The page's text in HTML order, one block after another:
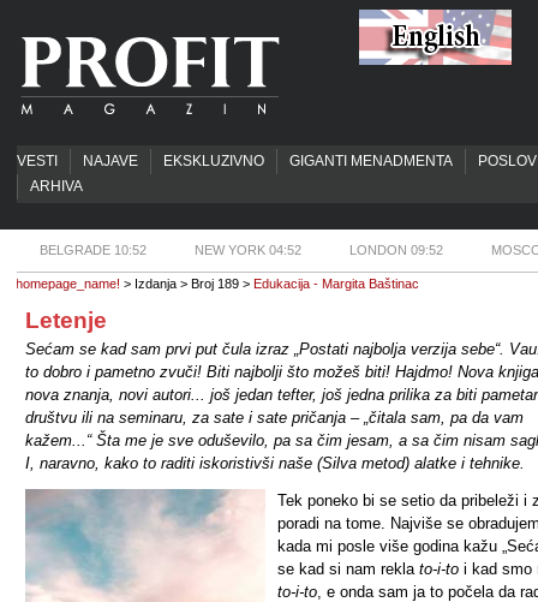
VESTI NAJAVE EKSKLUZIVNO GIGANTI MENADMENTA
ARHIVA
BELGRADE 10:52 NEW YORK 04:52 LONDON 09:52
homepage_name! > Izdanja > Broj 189 > Edukacija - Margita Baštinac
Letenje
Sećam se kad sam prvi put čula izraz „Postati najbolja verzija sebe“.
to dobro i pametno zvuči! Biti najbolji što možeš biti! Hajdmo! Nova
nova znanja, novi autori... još jedan tefter, još jedna prilika za biti
društvu ili na seminaru, za sate i sate pričanja – „čitala sam, pa da vam
kažem...“ Šta me je sve oduševilo, pa sa čim jesam, a sa čim nisam
I, naravno, kako to raditi iskoristivši naše (Silva metod) alatke i tehnike.
Tek poneko bi se setio da pribeleži i
poradi na tome. Najviše se
kada mi posle više godina kažu
se kad si nam rekla to-i-to i kad smo
to-i-to, e onda sam ja to počela da